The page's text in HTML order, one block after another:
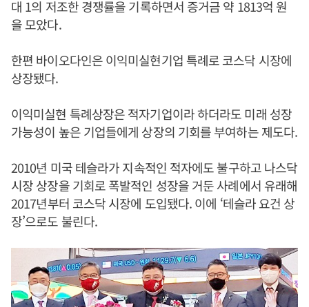
대 1의 저조한 경쟁률을 기록하면서 증거금 약 1813억 원
을 모았다.
한편 바이오다인은 이익미실현기업 특례로 코스닥 시장에
상장됐다.
이익미실현 특례상장은 적자기업이라 하더라도 미래 성장
가능성이 높은 기업들에게 상장의 기회를 부여하는 제도다.
2010년 미국 테슬라가 지속적인 적자에도 불구하고 나스닥
시장 상장을 기회로 폭발적인 성장을 거둔 사례에서 유래해
2017년부터 코스닥 시장에 도입됐다. 이에 ‘테슬라 요건 상
장’으로도 불린다.